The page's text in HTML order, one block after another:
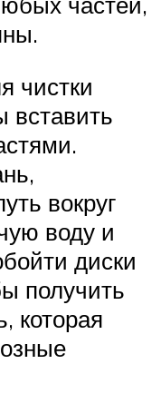
чистки
вставить
вокруг
воду и
диски
получить
которая